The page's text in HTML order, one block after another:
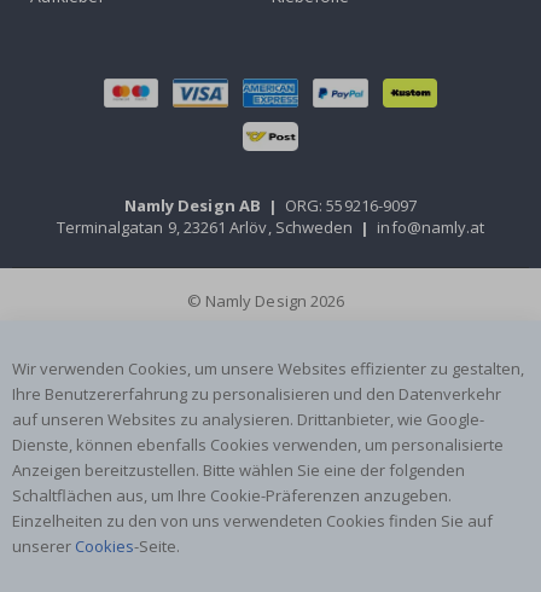
Namly Design AB | ORG: 559216-9097
Terminalgatan 9, 23261 Arlöv, Schweden | info@namly.at
© Namly Design 2026
Wir verwenden Cookies, um unsere Websites effizienter zu gestalten,
Ihre Benutzererfahrung zu personalisieren und den Datenverkehr
auf unseren Websites zu analysieren. Drittanbieter, wie Google-
Dienste, können ebenfalls Cookies verwenden, um personalisierte
Anzeigen bereitzustellen. Bitte wählen Sie eine der folgenden
Schaltflächen aus, um Ihre Cookie-Präferenzen anzugeben.
Einzelheiten zu den von uns verwendeten Cookies finden Sie auf
unserer Cookies-Seite.